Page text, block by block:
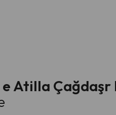
Atilla Çağdaşr